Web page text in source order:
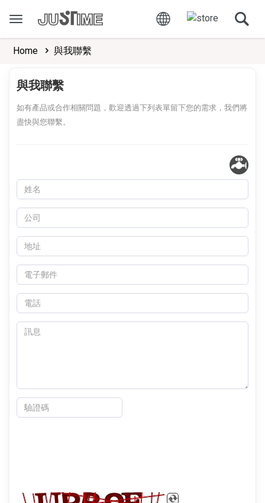
Home 與我聯繫
與我聯繫
如有產品或合作相關問題，歡迎透過下列表單留下您的需求，我們將
盡快與您聯繫。